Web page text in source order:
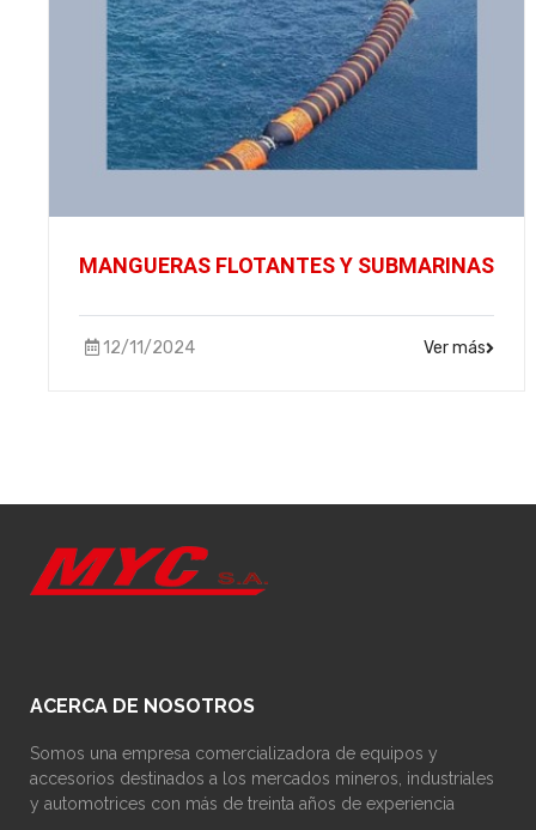
MANGUERAS FLOTANTES Y SUBMARINAS
12/11/2024 Ver más
ACERCA DE NOSOTROS
Somos una empresa comercializadora de equipos y
accesorios destinados a los mercados mineros, industriales
y automotrices con más de treinta años de experiencia